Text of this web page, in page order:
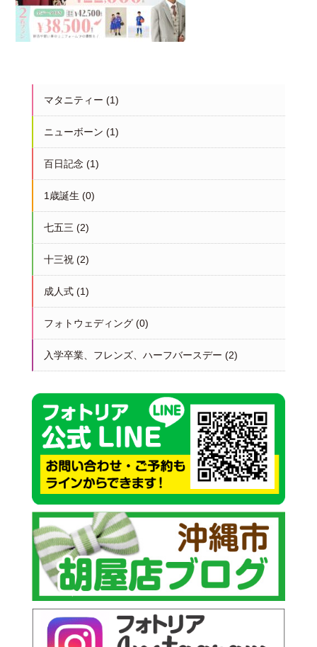
マタニティー (1)
ニューボーン (1)
百日記念 (1)
1歳誕生 (0)
七五三 (2)
十三祝(2)
成人式(1)
フォトウェディング(0)
入学卒業、フレンズ、ハーフバースデー (2)